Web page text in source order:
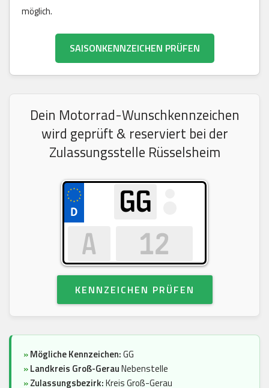
möglich.
SAISONKENNZEICHEN PRÜFEN
Dein Motorrad-Wunschkennzeichen
wird geprüft & reserviert bei der
Zulassungsstelle Rüsselsheim
KENNZEICHEN PRÜFEN
»Mögliche Kennzeichen:GG
»Landkreis Groß-GerauNebenstelle
»Zulassungsbezirk:Kreis Groß-Gerau